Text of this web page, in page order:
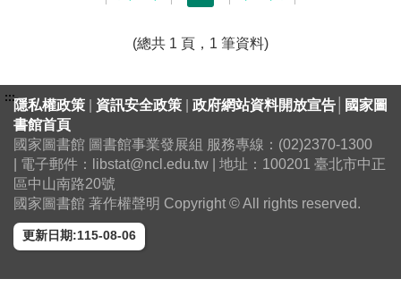
(總共 1 頁，1 筆資料)
:::隱私權政策 資訊安全政策 政府網站資料開放宣告
國家圖
書館首頁
國家圖書館 圖書館事業發展組 服務專線：(02)2370-1300
| 電子郵件：libstat@ncl.edu.tw | 地址：100201 臺北市中正
區中山南路20號
國家圖書館 著作權聲明 Copyright © All rights reserved.
更新日期:115-08-06